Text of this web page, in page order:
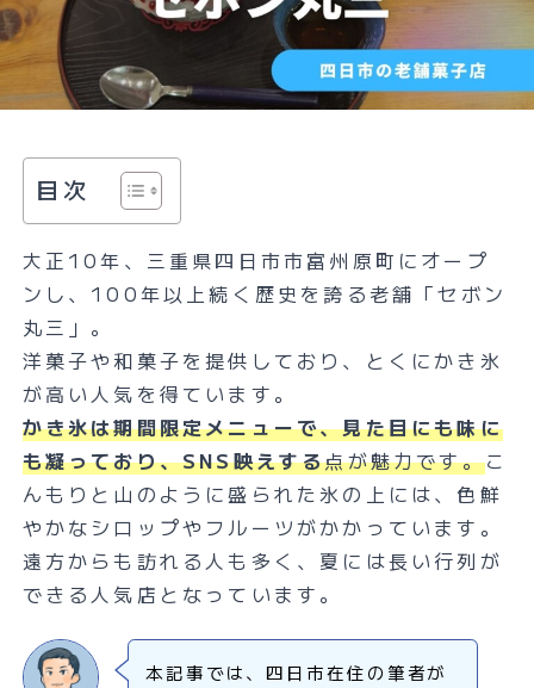
目次
大正10年、三重県四日市市富州原町にオープ
ンし、100年以上続く歴史を誇る老舗「セボン
丸三」。
洋菓子や和菓子を提供しており、とくにかき氷
が高い人気を得ています。
かき氷は期間限定メニューで、見た目にも味に
も凝っており、SNS映えする点が魅力です。こ
んもりと山のように盛られた氷の上には、色鮮
やかなシロップやフルーツがかかっています。
遠方からも訪れる人も多く、夏には長い行列が
できる人気店となっています。
本記事では、四日市在住の筆者が